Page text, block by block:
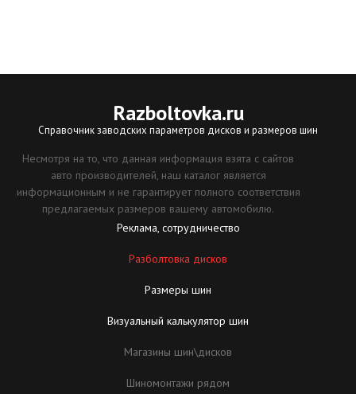
Razboltovka.ru
Справочник заводских параметров дисков и размеров шин
Несмотря на то, что данная информация взята с сайтов
авто производителей, наш каталог является
информационным и не гарантирует полного соответствия
предлагаемых размеров вашему автомобилю.
Реклама, сотрудничество
Разболтовка дисков
Размеры шин
Визуальный калькулятор шин
Магазины шин\дисков
Шиномонтажи рядом